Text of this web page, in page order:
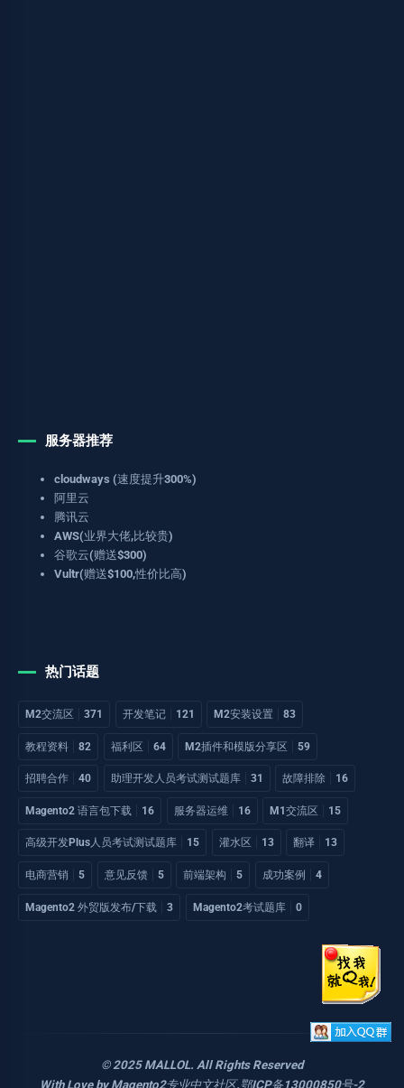
服务器推荐
cloudways (速度提升300%)
阿里云
腾讯云
AWS(业界大佬,比较贵)
谷歌云(赠送$300)
Vultr(赠送$100,性价比高)
热门话题
M2交流区 371 开发笔记 121 M2安装设置 83
教程资料 82 福利区 64 M2插件和模版分享区 59
招聘合作 40 助理开发人员考试测试题库 31 故障排除 16
Magento2 语言包下载 16 服务器运维 16 M1交流区 15
高级开发Plus人员考试测试题库 15 灌水区 13 翻译 13
电商营销 5 意见反馈 5 前端架构 5 成功案例 4
Magento2 外贸版发布/下载 3 Magento2考试题库 0
© 2025 MALLOL. All Rights Reserved
With Love by Magento2专业中文社区.鄂ICP备13000850号-2